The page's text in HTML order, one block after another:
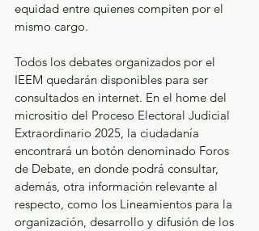
equidad entre quienes compiten por el
mismo cargo.
Todos los debates organizados por el
IEEM quedarán disponibles para ser
consultados en internet. En el home del
micrositio del Proceso Electoral Judicial
Extraordinario 2025, la ciudadanía
encontrará un botón denominado Foros
de Debate, en donde podrá consultar,
además, otra información relevante al
respecto, como los Lineamientos para la
organización, desarrollo y difusión de los